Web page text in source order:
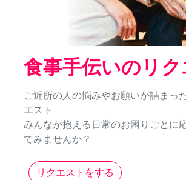
食事手伝いのリク
ご近所の人の悩みやお願いが詰まっ
エスト
みんなが抱える日常のお困りごとに
てみませんか？
リクエストをする